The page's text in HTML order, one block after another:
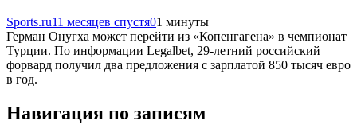
Sports.ru11 месяцев спустя01 минуты
Герман Онугха может перейти из «Копенгагена» в чемпионат
Турции. По информации Legalbet, 29-летний российский
форвард получил два предложения с зарплатой 850 тысяч евро
в год.
Навигация по записям